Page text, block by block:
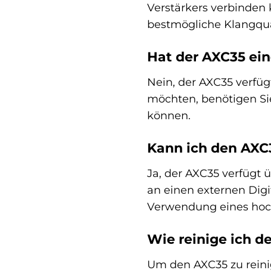
Verstärkers verbinden
bestmögliche
Hat der AXC35
Nein, der AXC35
möchten, benötigen
können.
Kann ich den
Ja, der AXC35 verfügt
an einen externen
Verwendung eines
Wie reinige ich
Um den AXC35 zu